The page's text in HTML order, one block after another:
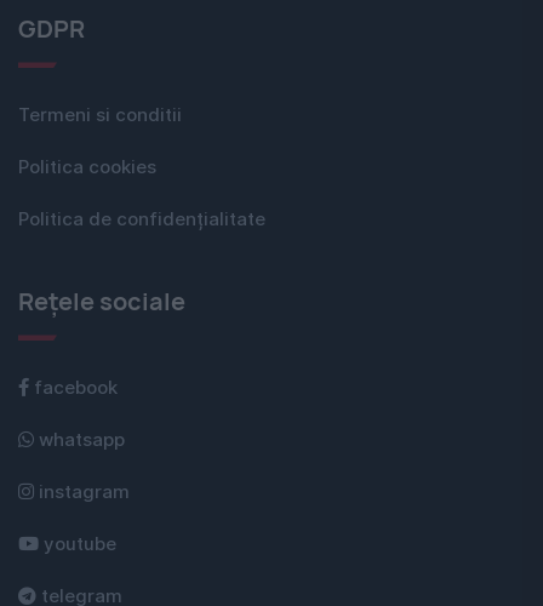
GDPR
Termeni si conditii
Politica cookies
Politica de confidențialitate
Rețele sociale
facebook
whatsapp
instagram
youtube
telegram